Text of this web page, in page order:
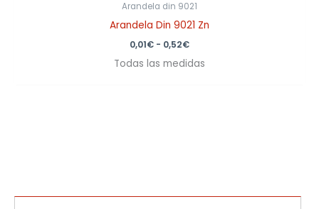
Arandela din 9021
Arandela Din 9021 Zn
0,01€ - 0,52€
Todas las medidas